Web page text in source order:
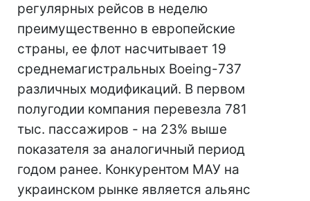
регулярных рейсов в неделю
преимущественно в европейские
страны, ее флот насчитывает 19
среднемагистральных Boeing-737
различных модификаций. В первом
полугодии компания перевезла 781
тыс. пассажиров - на 23% выше
показателя за аналогичный период
годом ранее. Конкурентом МАУ на
украинском рынке является альянс